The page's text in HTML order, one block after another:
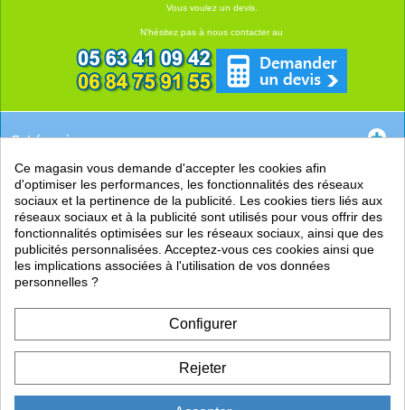
Vous voulez un devis.
N'hésitez pas à nous contacter au
Catégories
EN SAVOIR +
PRATIQUE
LIENS
Ce magasin vous demande d'accepter les cookies afin
d'optimiser les performances, les fonctionnalités des réseaux
sociaux et la pertinence de la publicité. Les cookies tiers liés aux
réseaux sociaux et à la publicité sont utilisés pour vous offrir des
fonctionnalités optimisées sur les réseaux sociaux, ainsi que des
publicités personnalisées. Acceptez-vous ces cookies ainsi que
les implications associées à l'utilisation de vos données
personnelles ?
Configurer
Rejeter